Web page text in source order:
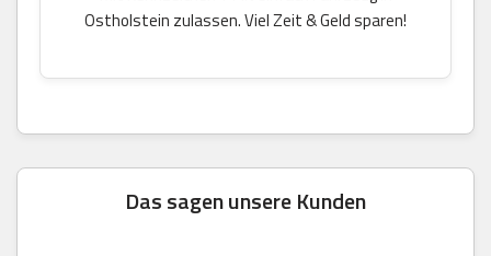
Ostholstein zulassen. Viel Zeit & Geld sparen!
Das sagen unsere Kunden